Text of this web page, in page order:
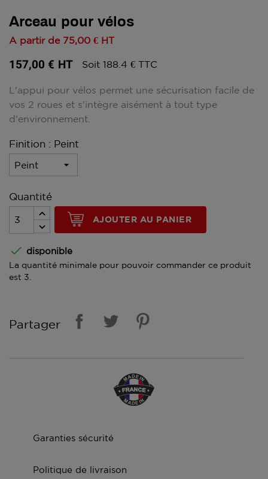
Arceau pour vélos
A partir de 75,00 € HT
157,00 € HT Soit 188.4 € TTC
L'appui pour vélos permet une sécurisation facile de
vos 2 roues et s'intègre aisément à tout type
d'environnement.
Finition : Peint
Quantité
AJOUTER AU PANIER
 disponible
La quantité minimale pour pouvoir commander ce produit
est 3.
Partager
Garanties sécurité
Politique de livraison